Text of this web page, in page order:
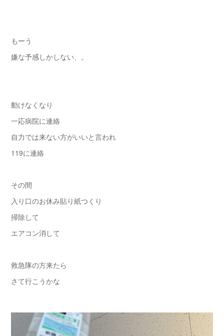
もーう
嫌な予感しかしない、。
動けなくなり
一応病院に連絡
自力では来ない方がいいと言われ
119に連絡
その間
入り口のお休み貼り紙つくり
掃除して
エアコン消して
救急隊の方来たら
さて行こうかな